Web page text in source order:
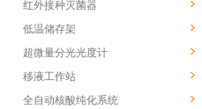
红外接种灭菌器
低温储存架
超微量分光光度计
移液工作站
全自动核酸纯化系统